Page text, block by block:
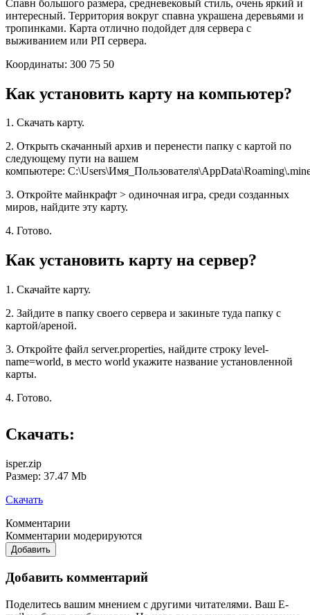
Спавн большого размера, средневековый стиль, очень яркий и
интересный. Территория вокруг спавна украшена деревьями и
тропинками. Карта отлично подойдет для сервера с
выживанием или РП сервера.
Координаты: 300 75 50
Как установить карту на компьютер?
1. Скачать карту.
2. Открыть скачанный архив и перенести папку с картой по
следующему пути на вашем
компьютере:
3. Откройте майнкрафт > одиночная игра, среди созданных
миров, найдите эту карту.
4. Готово.
Как установить карту на сервер?
1. Скачайте карту.
2. Зайдите в папку своего сервера и закиньте туда папку с
картой/ареной.
3. Откройте файл server.properties, найдите строку level-
name=world, в место world укажите название установленной
карты.
4. Готово.
Скачать:
isper.zip
Размер: 37.47 Mb
Скачать
Комментарии
Комментарии модерируются
Добавить
Добавить комментарий
Поделитесь вашим мнением с другими читателями. Ваш E-